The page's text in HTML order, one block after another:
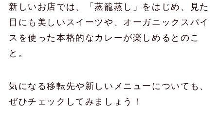
新しいお店では、「蒸籠蒸し」をはじめ、見た
目にも美しいスイーツや、オーガニックスパイ
スを使った本格的なカレーが楽しめるとのこ
と。
気になる移転先や新しいメニューについても、
ぜひチェックしてみましょう！